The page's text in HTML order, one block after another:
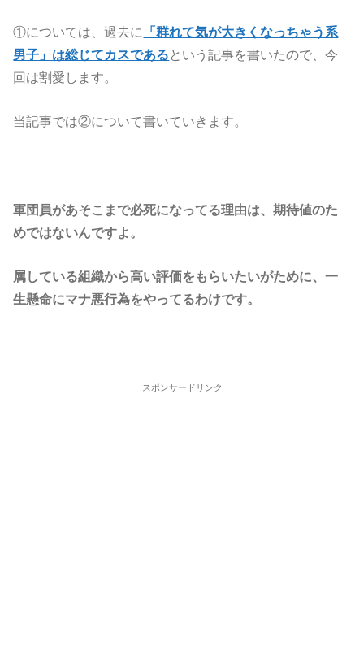
①については、過去に
「群れて気が大きくなっちゃう系
男子」は総じてカスである という記事を書いたので、今
回は割愛します。
当記事では②について書いていきます。
軍団員があそこまで必死になってる理由は、期待値のた
めではないんですよ。
属している組織から高い評価をもらいたいがために、一
生懸命にマナ悪行為をやってるわけです。
スポンサードリンク